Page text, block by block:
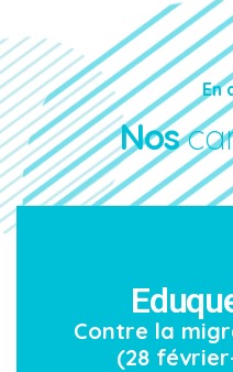
En
Nos
Contre la
(28